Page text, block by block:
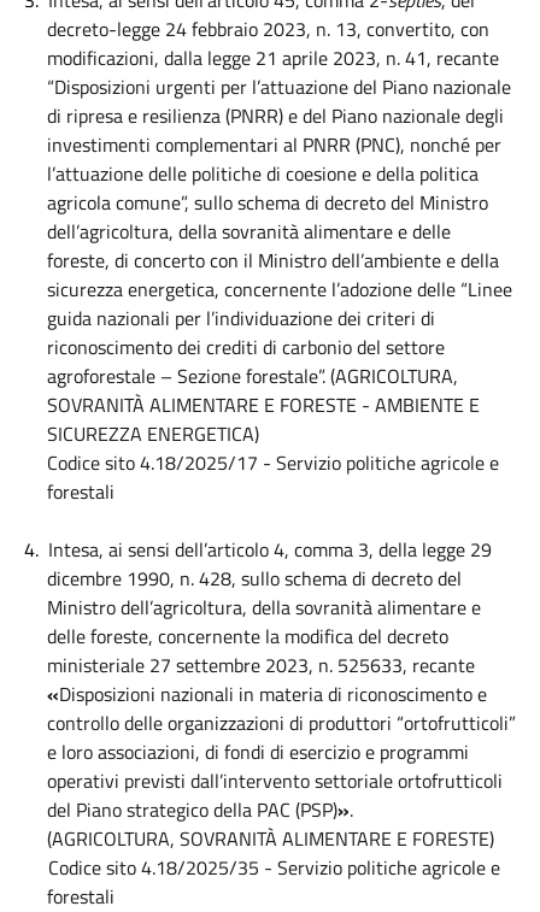
decreto-legge 24 febbraio 2023, n. 13, convertito, con
modificazioni, dalla legge 21 aprile 2023, n. 41, recante
“Disposizioni urgenti per l’attuazione del Piano nazionale
di ripresa e resilienza (PNRR) e del Piano nazionale degli
investimenti complementari al PNRR (PNC), nonché per
l’attuazione delle politiche di coesione e della politica
agricola comune”, sullo schema di decreto del Ministro
dell’agricoltura, della sovranità alimentare e delle
foreste, di concerto con il Ministro dell’ambiente e della
sicurezza energetica, concernente l’adozione delle “Linee
guida nazionali per l’individuazione dei criteri di
riconoscimento dei crediti di carbonio del settore
agroforestale – Sezione forestale”.(AGRICOLTURA,
SOVRANITÀ ALIMENTARE E FORESTE - AMBIENTE E
SICUREZZA ENERGETICA)
Codice sito 4.18/2025/17 - Servizio politiche agricole e
forestali
4. Intesa, ai sensi dell’articolo 4, comma 3, della legge 29
dicembre 1990, n. 428, sullo schema di decreto del
Ministro dell’agricoltura, della sovranità alimentare e
delle foreste, concernente la modifica del decreto
ministeriale 27 settembre 2023, n. 525633, recante
«Disposizioni nazionali in materia di riconoscimento e
controllo delle organizzazioni di produttori “ortofrutticoli”
e loro associazioni, di fondi di esercizio e programmi
operativi previsti dall’intervento settoriale ortofrutticoli
del Piano strategico della PAC (PSP)».
(AGRICOLTURA, SOVRANITÀ ALIMENTARE E FORESTE)
Codice sito 4.18/2025/35 - Servizio politiche agricole e
forestali